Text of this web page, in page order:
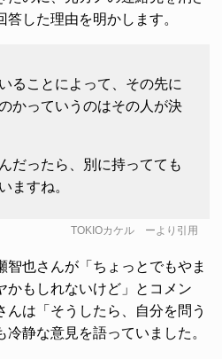
した理由を明かします。
ることによって、その先に
かっていうのはその人が決
だったら、別に持ってても
ますね。
TOKIOカケルーより引用
智也さんが「ちょっとでもやま
かもしれないけど」とコメン
んは「そうしたら、自分を問う
静な意見を語っていました。